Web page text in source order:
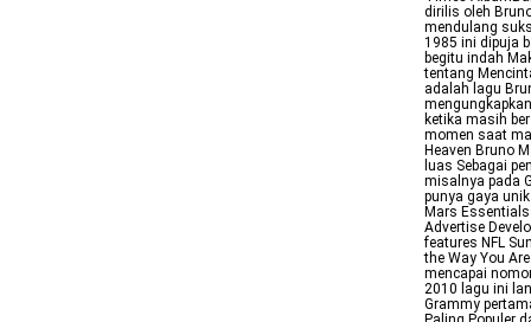
dirilis oleh
mendulang
1985 ini dipuja
begitu indah
tentang
adalah lagu
ketika masih
momen saat
Heaven Bruno
luas Sebagai
misalnya pada
punya gaya
Mars
Advertise
features NFL
the Way You
mencapai
2010 lagu ini
Grammy